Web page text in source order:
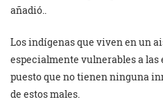
añadió..
Los indígenas que viven en un
especialmente vulnerables a
puesto que no tienen ninguna
de estos males.